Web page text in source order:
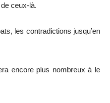
ceux-là.
les contradictions jusqu’en
encore plus nombreux à le